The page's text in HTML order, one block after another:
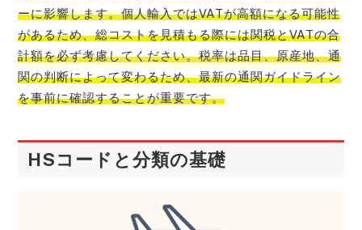
ーに影響します。個人輸入ではVATが高額になる可能性
があるため、総コストを見積もる際には関税とVATの合
計額を必ず考慮してください。税率は品目、原産地、通
関の判断によって変わるため、最新の通関ガイドライン
を事前に確認することが重要です。
HSコードと分類の基礎